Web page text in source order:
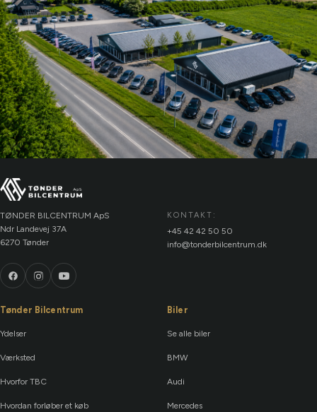
TØNDER BILCENTRUM ApS
Ndr Landevej 37A
6270 Tønder
KONTAKT:
+45 42 42 50 50
info@tonderbilcentrum.dk
Tønder Bilcentrum
Ydelser
Værksted
Hvorfor TBC
Hvordan forløber et køb
Biler
Se alle biler
BMW
Audi
Mercedes